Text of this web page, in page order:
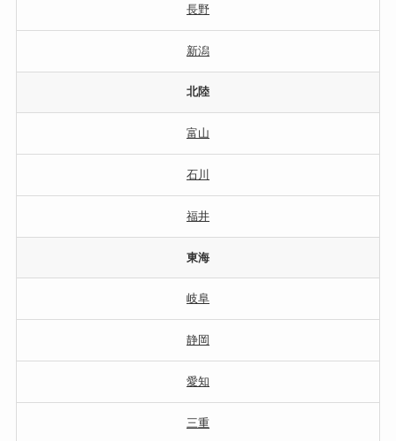
長野
新潟
北陸
富山
石川
福井
東海
岐阜
静岡
愛知
三重